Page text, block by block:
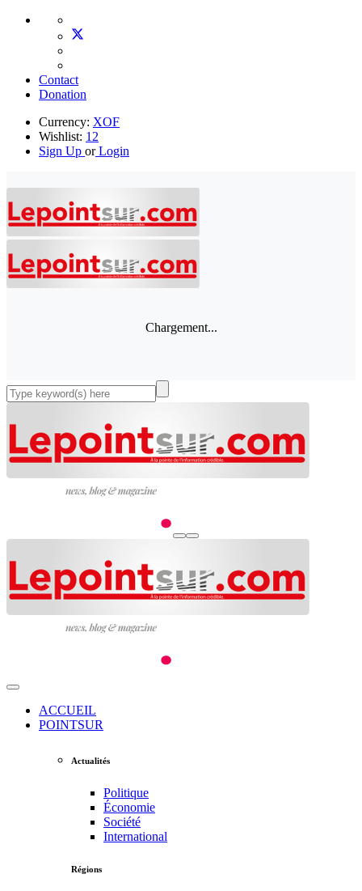
Contact
Donation
Currency: XOF
Wishlist: 12
Sign Up orLogin
Chargement...
ACCUEIL
POINTSUR
Actualités
Politique
Économie
Société
International
Régions